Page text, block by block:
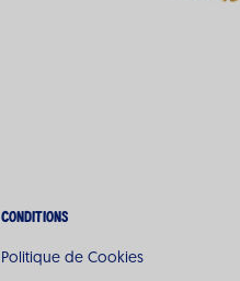
Conditions
Politique de Cookies